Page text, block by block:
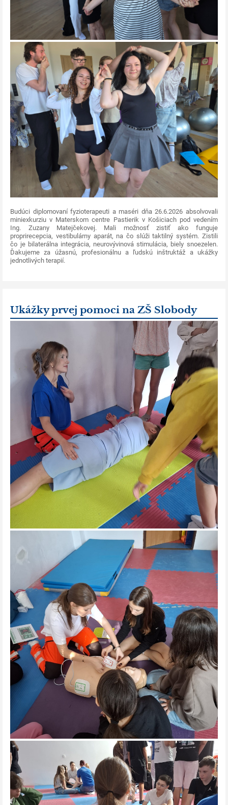
Budúci diplomovaní fyzioterapeuti a maséri dňa 26.6.2026 absolvovali
miniexkurziu v Materskom centre Pastierik v Košiciach pod vedením
Ing. Zuzany Matejčekovej. Mali možnosť zistiť ako funguje
proprirecepcia, vestibulárny aparát, na čo slúži taktilný systém. Zistili
čo je bilaterálna integrácia, neurovývinová stimulácia, biely snoezelen.
Ďakujeme za úžasnú, profesionálnu a ľudskú inštruktáž a ukážky
jednotlivých terapií.
Ukážky prvej pomoci na ZŠ Slobody